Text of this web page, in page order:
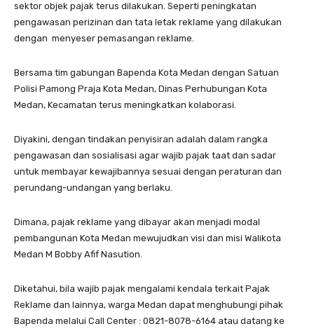
sektor objek pajak terus dilakukan. Seperti peningkatan
pengawasan perizinan dan tata letak reklame yang dilakukan
dengan menyeser pemasangan reklame.
Bersama tim gabungan Bapenda Kota Medan dengan Satuan
Polisi Pamong Praja Kota Medan, Dinas Perhubungan Kota
Medan, Kecamatan terus meningkatkan kolaborasi.
Diyakini, dengan tindakan penyisiran adalah dalam rangka
pengawasan dan sosialisasi agar wajib pajak taat dan sadar
untuk membayar kewajibannya sesuai dengan peraturan dan
perundang-undangan yang berlaku.
Dimana, pajak reklame yang dibayar akan menjadi modal
pembangunan Kota Medan mewujudkan visi dan misi Walikota
Medan M Bobby Afif Nasution.
Diketahui, bila wajib pajak mengalami kendala terkait Pajak
Reklame dan lainnya, warga Medan dapat menghubungi pihak
Bapenda melalui Call Center : 0821-8078-6164 atau datang ke